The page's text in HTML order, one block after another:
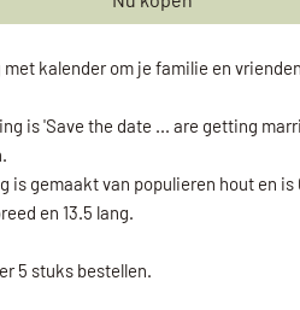
kalender om je familie en
is 'Save the date ... are getting
is gemaakt van populieren hout en is
en 13.5 lang.
5 stuks bestellen.